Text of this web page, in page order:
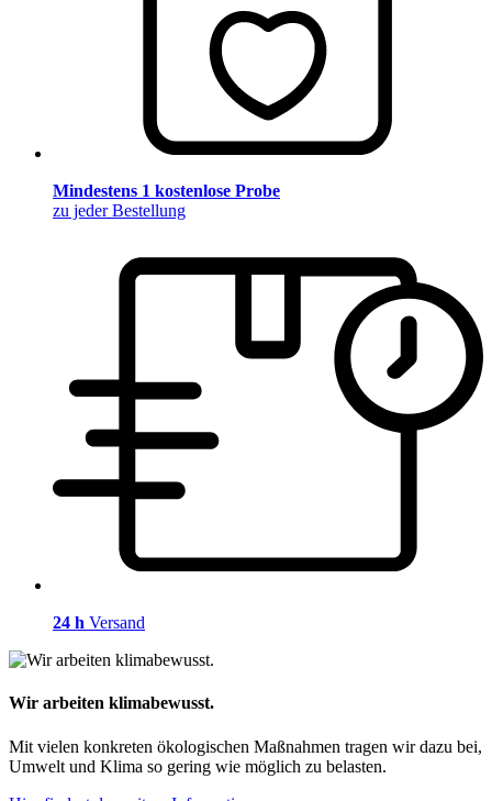
Mindestens 1 kostenlose Probe
zu jeder Bestellung
24 h Versand
Wir arbeiten klimabewusst.
Mit vielen konkreten ökologischen Maßnahmen tragen wir dazu bei,
Umwelt und Klima so gering wie möglich zu belasten.